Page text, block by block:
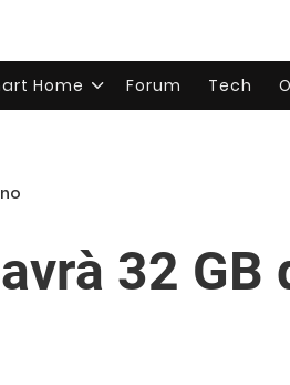
Home Forum Tech
32 GB